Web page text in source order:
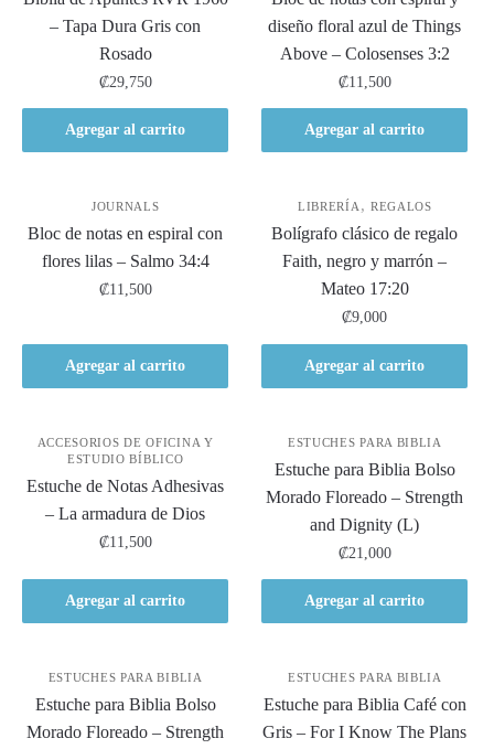
– Tapa Dura Gris con
Rosado
₡29,750
Agregar al carrito
diseño floral azul de Things
Above – Colosenses 3:2
₡11,500
Agregar al carrito
JOURNALS
Bloc de notas en espiral con
flores lilas – Salmo 34:4
₡11,500
Agregar al carrito
LIBRERÍA , REGALOS
Bolígrafo clásico de regalo
Faith, negro y marrón –
Mateo 17:20
₡9,000
Agregar al carrito
ACCESORIOS DE OFICINA Y
ESTUDIO BÍBLICO
Estuche de Notas Adhesivas
– La armadura de Dios
₡11,500
Agregar al carrito
ESTUCHES PARA BIBLIA
Estuche para Biblia Bolso
Morado Floreado – Strength
and Dignity (L)
₡21,000
Agregar al carrito
ESTUCHES PARA BIBLIA
Estuche para Biblia Bolso
Morado Floreado – Strength
ESTUCHES PARA BIBLIA
Estuche para Biblia Café con
Gris – For I Know The Plans